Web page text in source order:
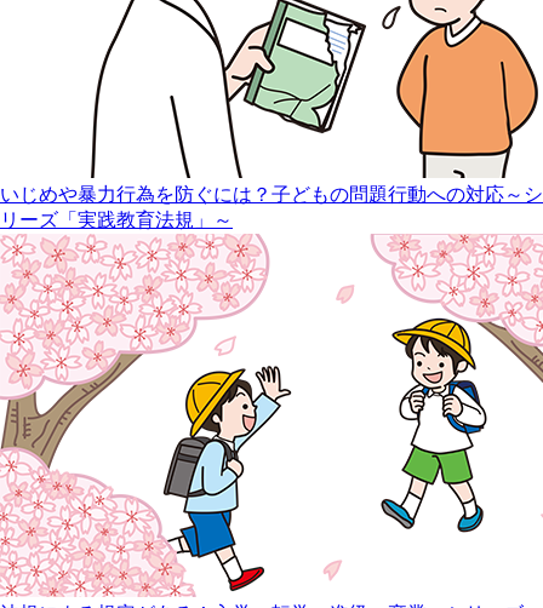
いじめや暴力行為を防ぐには？子どもの問題行動への対応～シ
リーズ「実践教育法規」～